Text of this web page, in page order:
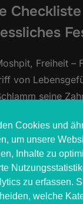
Freiheit –
von
seine
ohne
gute
zum Albtraum.
wir von
Packliste
Cookies und
um unsere
Inhalte zu
zu erfassen.
welche